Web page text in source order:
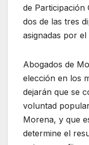
de Participación
dos de las tres
asignadas por
Abogados de
elección en los
dejarán que se
voluntad
Morena, y que
determine el